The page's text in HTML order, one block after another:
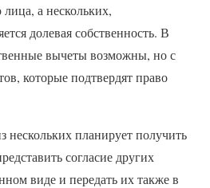
а нескольких,
долевая собственность. В
вычеты возможны, но с
которые подтвердят право
нескольких планирует получить
согласие других
виде и передать их также в